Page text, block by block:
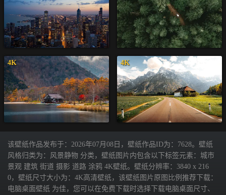
4K 4K
该壁纸作品发布于：2026年07月08日，壁纸作品ID为：7628。壁纸
风格归类为：风景静物 分类，壁纸图片内包含以下标签元素：城市
景观 建筑 街道 摄影 道路 涂鸦 4K壁纸。壁纸分辨率：3840 x 216
0，壁纸尺寸大小为：4K高清壁纸，该壁纸图片原图比例推荐下载：
电脑桌面壁纸 为佳，您可以在免费下载时选择下载电脑桌面尺寸、